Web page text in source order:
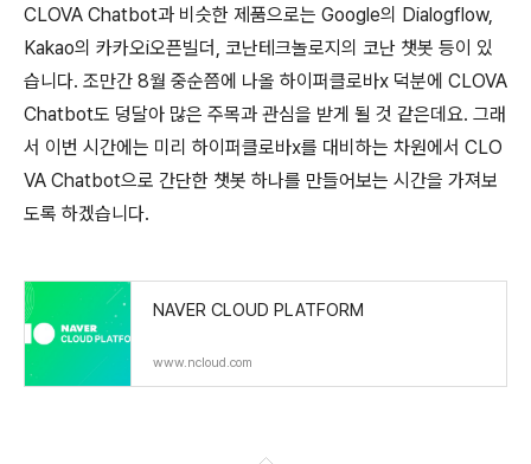
CLOVA Chatbot과 비슷한 제품으로는 Google의 Dialogflow,
Kakao의 카카오i오픈빌더, 코난테크놀로지의 코난 챗봇 등이 있
습니다. 조만간 8월 중순쯤에 나올 하이퍼클로바x 덕분에 CLOVA
Chatbot도 덩달아 많은 주목과 관심을 받게 될 것 같은데요. 그래
서 이번 시간에는 미리 하이퍼클로바x를 대비하는 차원에서 CLO
VA Chatbot으로 간단한 챗봇 하나를 만들어보는 시간을 가져보
도록 하겠습니다.
NAVER CLOUD PLATFORM
www.ncloud.com